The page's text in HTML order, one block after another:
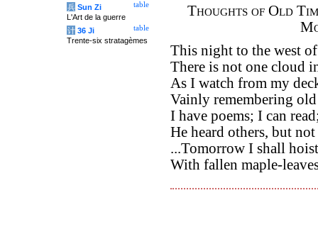
Thoughts of Old
This night to the west
There is not one cloud
As I watch from my
Vainly remembering
I have poems; I can
He heard others, but
...Tomorrow I shall
With fallen maple-
table
兵 Sun Zi
L'Art de la guerre
table
计 36 Ji
Trente-six stratagèmes